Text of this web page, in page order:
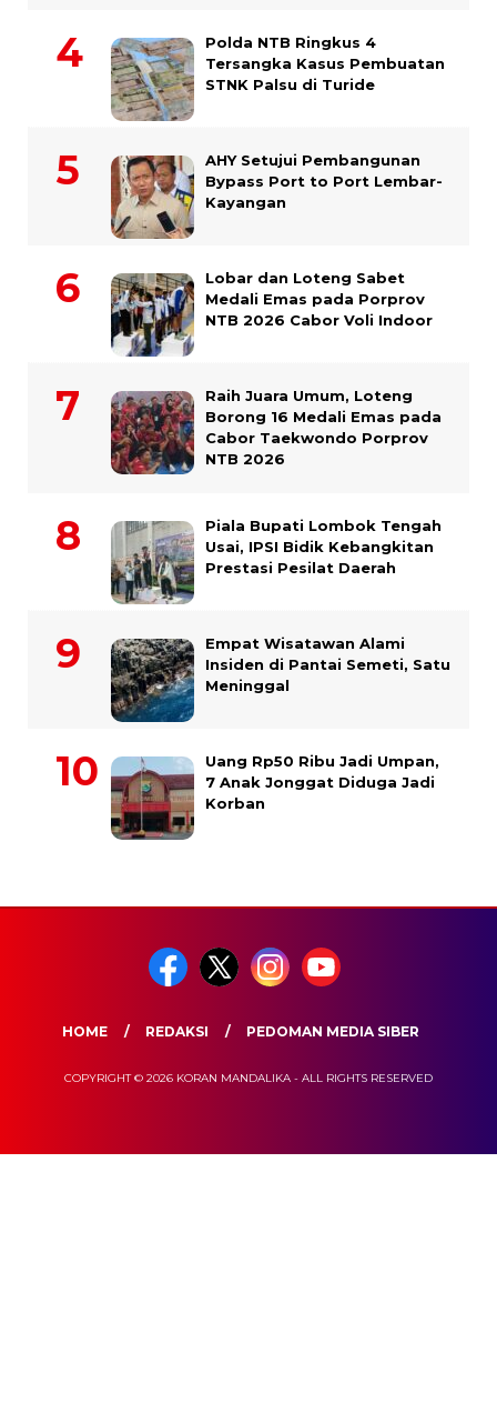
Polda NTB Ringkus 4
Tersangka Kasus Pembuatan
STNK Palsu di Turide
AHY Setujui Pembangunan
Bypass Port to Port Lembar-
Kayangan
Lobar dan Loteng Sabet
Medali Emas pada Porprov
NTB 2026 Cabor Voli Indoor
Raih Juara Umum, Loteng
Borong 16 Medali Emas pada
Cabor Taekwondo Porprov
NTB 2026
Piala Bupati Lombok Tengah
Usai, IPSI Bidik Kebangkitan
Prestasi Pesilat Daerah
Empat Wisatawan Alami
Insiden di Pantai Semeti, Satu
Meninggal
Uang Rp50 Ribu Jadi Umpan,
7 Anak Jonggat Diduga Jadi
Korban
HOME REDAKSI PEDOMAN MEDIA SIBER
COPYRIGHT © 2026 KORAN MANDALIKA - ALL RIGHTS RESERVED